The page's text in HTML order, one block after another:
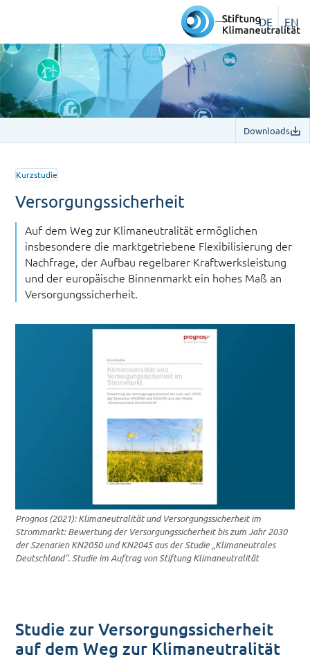
DE EN
Downloads
Kurzstudie
Versorgungssicherheit
Auf dem Weg zur Klimaneutralität ermöglichen
insbesondere die marktgetriebene Flexibilisierung der
Nachfrage, der Aufbau regelbarer Kraftwerksleistung
und der europäische Binnenmarkt ein hohes Maß an
Versorgungssicherheit.
Prognos (2021): Klimaneutralität und Versorgungssicherheit im
Strommarkt: Bewertung der Versorgungssicherheit bis zum Jahr 2030
der Szenarien KN2050 und KN2045 aus der Studie „Klimaneutrales
Deutschland“. Studie im Auftrag von Stiftung Klimaneutralität
Studie zur Versorgungssicherheit
auf dem Weg zur Klimaneutralität